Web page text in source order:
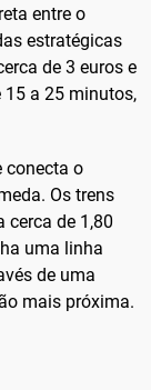
entre o
estratégicas
de 3 euros e
15 a 25 minutos,
conecta o
Os trens
cerca de 1,80
uma linha
de uma
mais próxima.